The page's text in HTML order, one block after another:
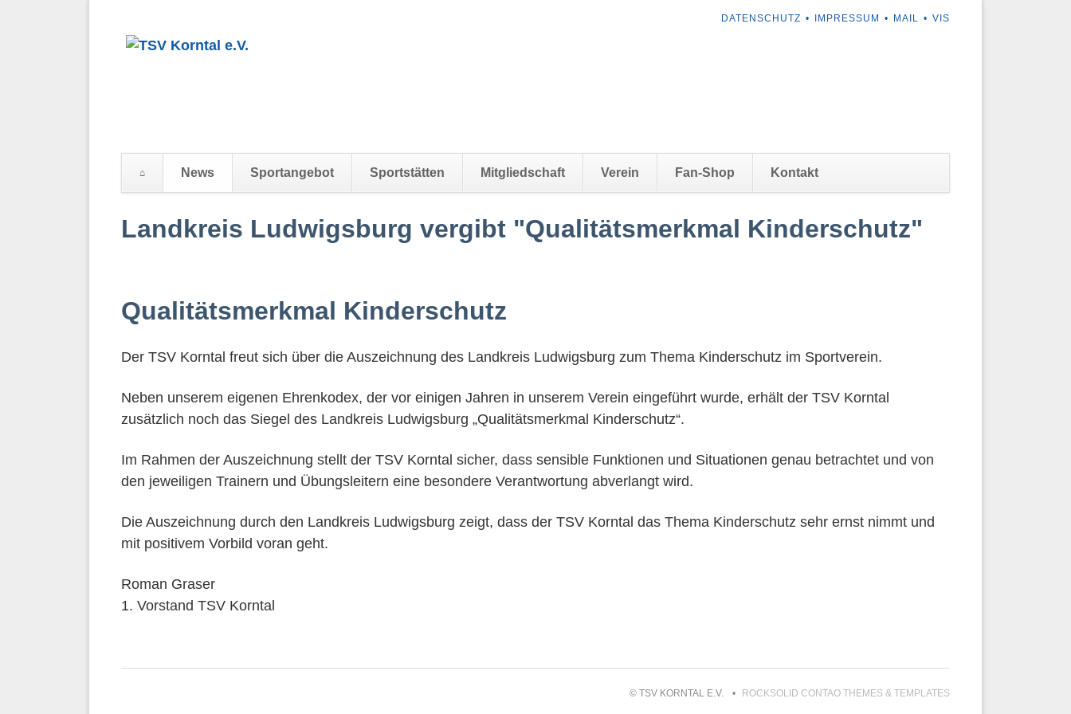
NAVIGATION
DATENSCHUTZ IMPRESSUM MAIL VIS
überspringen
News Sportangebot Sportstätten Mitgliedschaft Verein Fan-Shop Kontakt
überspringen
Landkreis Ludwigsburg vergibt "Qualitätsmerkmal Kinderschutz"
Qualitätsmerkmal Kinderschutz
Der TSV Korntal freut sich über die Auszeichnung des Landkreis Ludwigsburg zum Thema Kinderschutz im Sportverein.
Neben unserem eigenen Ehrenkodex, der vor einigen Jahren in unserem Verein eingeführt wurde, erhält der TSV Korntal
zusätzlich noch das Siegel des Landkreis Ludwigsburg „Qualitätsmerkmal Kinderschutz“.
Im Rahmen der Auszeichnung stellt der TSV Korntal sicher, dass sensible Funktionen und Situationen genau betrachtet und von
den jeweiligen Trainern und Übungsleitern eine besondere Verantwortung abverlangt wird.
Die Auszeichnung durch den Landkreis Ludwigsburg zeigt, dass der TSV Korntal das Thema Kinderschutz sehr ernst nimmt und
mit positivem Vorbild voran geht.
Roman Graser
1. Vorstand TSV Korntal
© TSV KORNTAL E.V. ROCKSOLID CONTAO THEMES & TEMPLATES